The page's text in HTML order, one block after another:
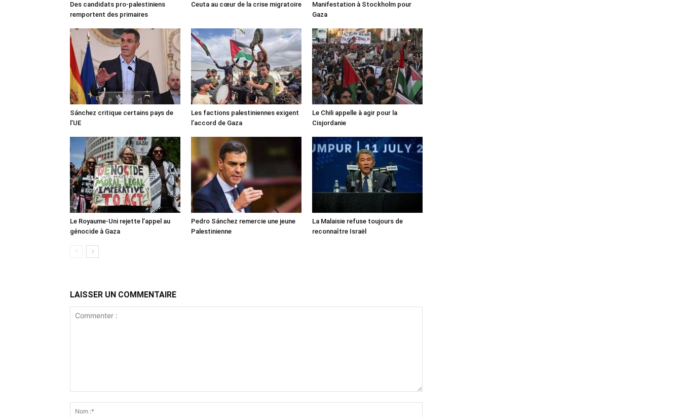
Des candidats pro-palestiniens
remportent des primaires
Ceuta au cœur de la crise migratoire
Manifestation à Stockholm pour
Gaza
Sánchez critique certains pays de
l’UE
Les factions palestiniennes exigent
l’accord de Gaza
Le Chili appelle à agir pour la
Cisjordanie
Le Royaume-Uni rejette l’appel au
génocide à Gaza
Pedro Sánchez remercie une jeune
Palestinienne
La Malaisie refuse toujours de
reconnaître Israël
LAISSER UN COMMENTAIRE